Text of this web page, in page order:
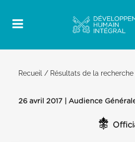
Recueil / Résultats de la recherche
26 avril 2017 | Audience